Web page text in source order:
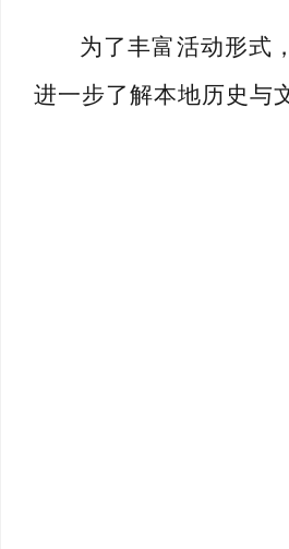
为了丰富活动形式
进一步了解本地历史与